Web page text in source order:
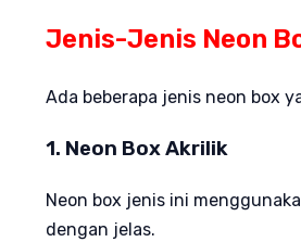
Jenis-Jenis Neon
Ada beberapa jenis neon box
1. Neon Box Akrilik
Neon box jenis ini
dengan jelas.